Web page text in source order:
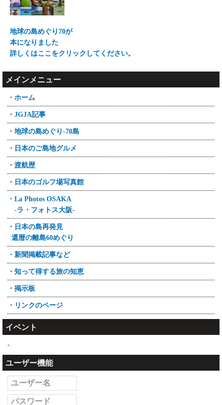
地球の島めぐり70が
本になりました
詳しくはここをクリックしてください。
メインメニュー
・ホーム
・JGJA記事
・地球の島めぐり-70島
・日本のご島地グルメ
・渡航歴
・日本のゴルフ場写真館
・La Photos OSAKA
-ラ・フォトス大阪-
・日本の島再発見
還暦の離島60めぐり
・新聞掲載記事など
・知って得する旅の知恵
・掲示板
・リンクのページ
イベント
-
ユーザー機能